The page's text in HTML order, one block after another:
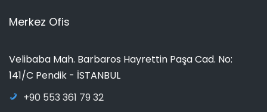
Merkez Ofis
Velibaba Mah. Barbaros Hayrettin Paşa Cad. No:
141/C Pendik - İSTANBUL
+90 553 361 79 32